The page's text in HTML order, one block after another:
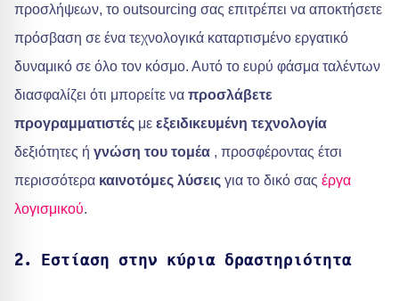
προσλήψεων, το outsourcing σας επιτρέπει να αποκτήσετε
πρόσβαση σε ένα τεχνολογικά καταρτισμένο εργατικό
δυναμικό σε όλο τον κόσμο. Αυτό το ευρύ φάσμα ταλέντων
διασφαλίζει ότι μπορείτε να προσλάβετε
προγραμματιστές με εξειδικευμένη τεχνολογία
δεξιότητες ή γνώση του τομέα , προσφέροντας έτσι
περισσότερα καινοτόμες λύσεις για το δικό σας έργα
λογισμικού.
2. Εστίαση στην κύρια δραστηριότητα